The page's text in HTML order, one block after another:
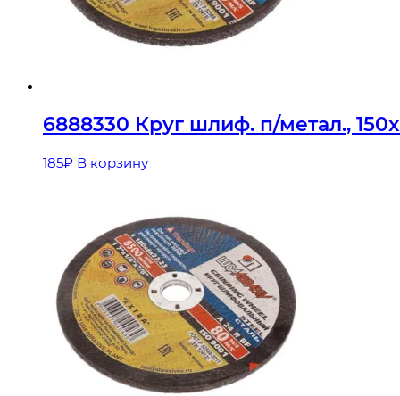
6888330 Круг шлиф. п/метал.,
185₽ В корзину